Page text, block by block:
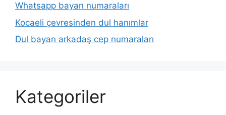
Whatsapp bayan numaraları
Kocaeli çevresinden dul hanımlar
Dul bayan arkadaş cep numaraları
Kategoriler